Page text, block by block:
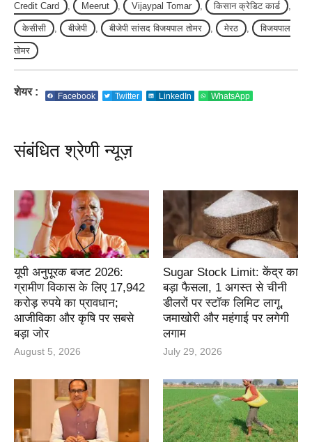
Credit Card , Meerut , Vijaypal Tomar , किसान क्रेडिट कार्ड ,
केसीसी , बीजेपी , बीजेपी सांसद विजयपाल तोमर , मेरठ , विजयपाल
तोमर
शेयर : Facebook Twitter LinkedIn WhatsApp
संबंधित श्रेणी न्यूज़
यूपी अनुपूरक बजट 2026:
ग्रामीण विकास के लिए 17,942
करोड़ रुपये का प्रावधान;
आजीविका और कृषि पर सबसे
बड़ा जोर
August 5, 2026
Sugar Stock Limit: केंद्र का
बड़ा फैसला, 1 अगस्त से चीनी
डीलरों पर स्टॉक लिमिट लागू,
जमाखोरी और महंगाई पर लगेगी
लगाम
July 29, 2026